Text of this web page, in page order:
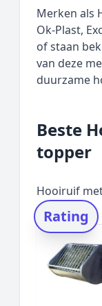
Merken als
Ok-Plast,
of staan
van deze
duurzame
Beste
topper
Hooiruif
Rating